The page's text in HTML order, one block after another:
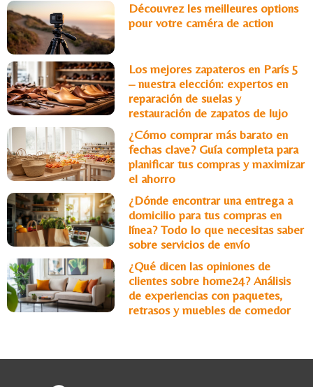
Découvrez les meilleures options
pour votre caméra de action
Los mejores zapateros en París 5
– nuestra elección: expertos en
reparación de suelas y
restauración de zapatos de lujo
¿Cómo comprar más barato en
fechas clave? Guía completa para
planificar tus compras y maximizar
el ahorro
¿Dónde encontrar una entrega a
domicilio para tus compras en
línea? Todo lo que necesitas saber
sobre servicios de envío
¿Qué dicen las opiniones de
clientes sobre home24? Análisis
de experiencias con paquetes,
retrasos y muebles de comedor